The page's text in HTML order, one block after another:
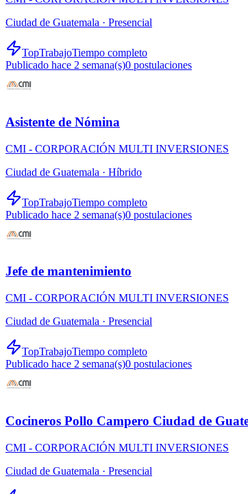
Ciudad de Guatemala · Presencial
TopTrabajoTiempo completo
Publicado hace 2 semana(s)0 postulaciones
Asistente de Nómina
CMI - CORPORACIÓN MULTI INVERSIONES
Ciudad de Guatemala · Híbrido
TopTrabajoTiempo completo
Publicado hace 2 semana(s)0 postulaciones
Jefe de mantenimiento
CMI - CORPORACIÓN MULTI INVERSIONES
Ciudad de Guatemala · Presencial
TopTrabajoTiempo completo
Publicado hace 2 semana(s)0 postulaciones
Cocineros Pollo Campero Ciudad de
CMI - CORPORACIÓN MULTI INVERSIONES
Ciudad de Guatemala · Presencial